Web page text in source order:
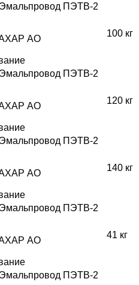
Эмальпровод ПЭТВ-2
АО
100 кг
Эмальпровод ПЭТВ-2
АО
120 кг
Эмальпровод ПЭТВ-2
АО
140 кг
Эмальпровод ПЭТВ-2
АО
41 кг
Эмальпровод ПЭТВ-2